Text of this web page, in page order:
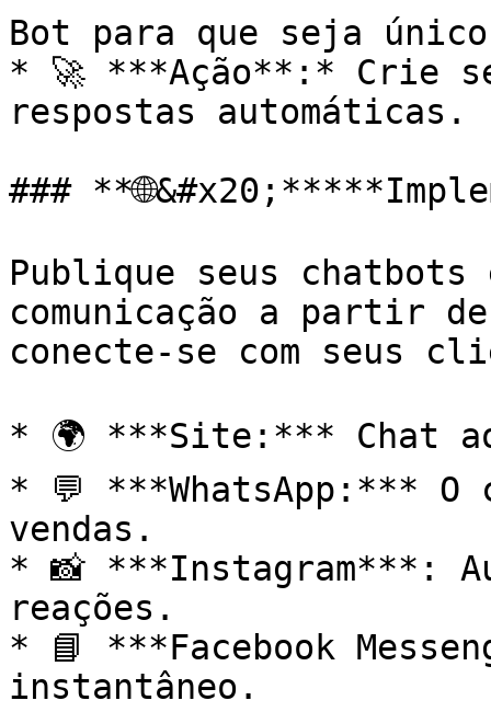
Bot para que seja
* 🚀 ***Ação**:* Crie
respostas automáticas.
###
Publique seus chatbots
comunicação a partir
conecte-se com seus
* 🌍 ***Site:*** Chat
* 💬 ***WhatsApp:***
vendas.
* 📸 ***Instagram***:
reações.
* 📘 ***Facebook
instantâneo.